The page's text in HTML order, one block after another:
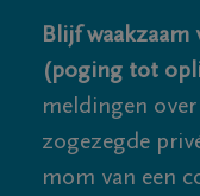
Blijf
(poging tot
meldingen
zogezegde
mom van een